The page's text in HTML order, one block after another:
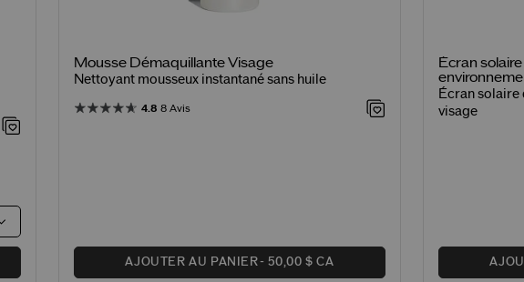
Mousse Démaquillante Visage
Nettoyant mousseux instantané sans huile
4.8 8 Avis
AJOUTER AU PANIER 50,00 $ CA
Écran
Écran
visage